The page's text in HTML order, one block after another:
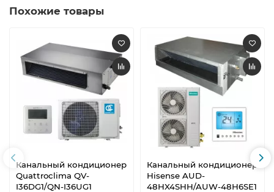
Похожие товары
Канальный кондиционер
Quattroclima QV-
I36DG1/QN-I36UG1
Канальный кондиционер
Hisense AUD-
48HX4SHH/AUW-48H6SE1